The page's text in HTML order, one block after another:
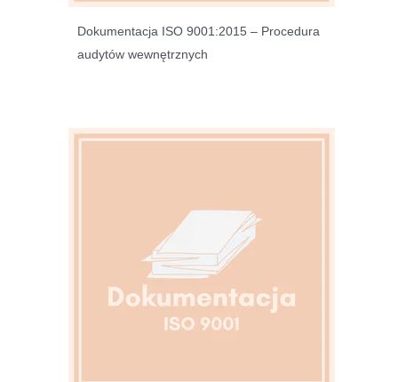
Dokumentacja ISO 9001:2015 – Procedura
audytów wewnętrznych